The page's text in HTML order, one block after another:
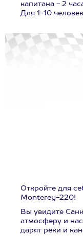
капитана - 2
Для 1-10
Откройте для
Monterey-220!
Вы увидите
атмосферу и
дарят реки и